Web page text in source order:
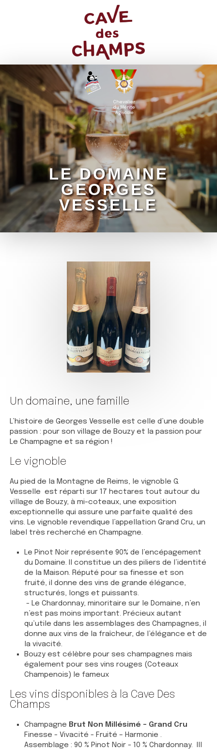
Chevalier
du Mérite
Agricole
LE DOMAINE
GEORGES
VESSELLE
Un domaine, une famille
L’histoire de Georges Vesselle est celle d’une double
passion : pour son village de Bouzy et la passion pour
Le Champagne et sa région !
Le vignoble
Au pied de la Montagne de Reims, le vignoble G.
Vesselle est réparti sur 17 hectares tout autour du
village de Bouzy, à mi-coteaux, une exposition
exceptionnelle qui assure une parfaite qualité des
vins. Le vignoble revendique l’appellation Grand Cru, un
label très recherché en Champagne.
Le Pinot Noir représente 90% de l’encépagement
du Domaine. Il constitue un des piliers de l’identité
de la Maison. Réputé pour sa finesse et son
fruité, il donne des vins de grande élégance,
structurés, longs et puissants.
- Le Chardonnay, minoritaire sur le Domaine, n’en
n’est pas moins important. Précieux autant
qu’utile dans les assemblages des Champagnes, il
donne aux vins de la fraîcheur, de l’élégance et de
la vivacité.
Bouzy est célèbre pour ses champagnes mais
également pour ses vins rouges (Coteaux
Champenois) le fameux
Les vins disponibles à la Cave Des
Champs
Champagne Brut Non Millésimé - Grand Cru
Finesse - Vivacité - Fruité – Harmonie .
Assemblage : 90 % Pinot Noir - 10 % Chardonnay. Ill